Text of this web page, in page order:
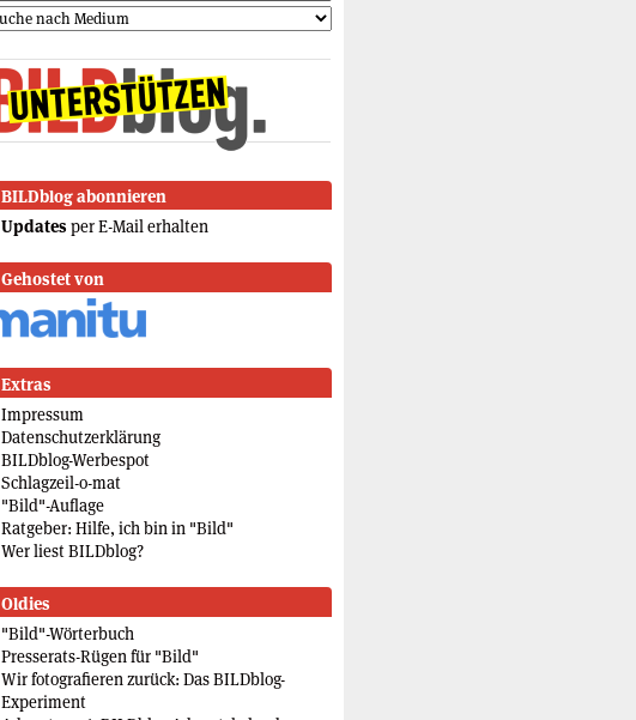
BILDblog abonnieren
Updates per E-Mail erhalten
Gehostet von
Extras
Impressum
Datenschutzerklärung
BILDblog-Werbespot
Schlagzeil-o-mat
"Bild"-Auflage
Ratgeber: Hilfe, ich bin in "Bild"
Wer liest BILDblog?
Oldies
"Bild"-Wörterbuch
Presserats-Rügen für "Bild"
Wir fotografieren zurück: Das BILDblog-
Experiment